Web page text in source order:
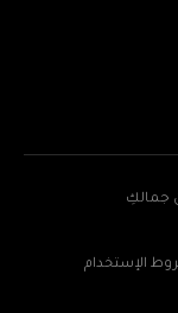
جمالكِ
الإستخدام